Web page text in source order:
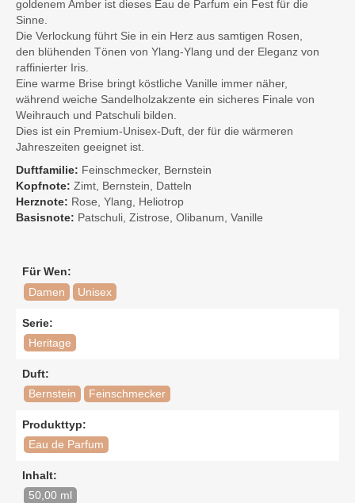
goldenem Amber ist dieses Eau de Parfum ein Fest für die
Sinne.
Die Verlockung führt Sie in ein Herz aus samtigen Rosen,
den blühenden Tönen von Ylang-Ylang und der Eleganz von
raffinierter Iris.
Eine warme Brise bringt köstliche Vanille immer näher,
während weiche Sandelholzakzente ein sicheres Finale von
Weihrauch und Patschuli bilden.
Dies ist ein Premium-Unisex-Duft, der für die wärmeren
Jahreszeiten geeignet ist.
Duftfamilie: Feinschmecker, Bernstein
Kopfnote: Zimt, Bernstein, Datteln
Herznote: Rose, Ylang, Heliotrop
Basisnote: Patschuli, Zistrose, Olibanum, Vanille
Für Wen:
Damen Unisex
Serie:
Heritage
Duft:
Bernstein Feinschmecker
Produkttyp:
Eau de Parfum
Inhalt:
50,00 ml